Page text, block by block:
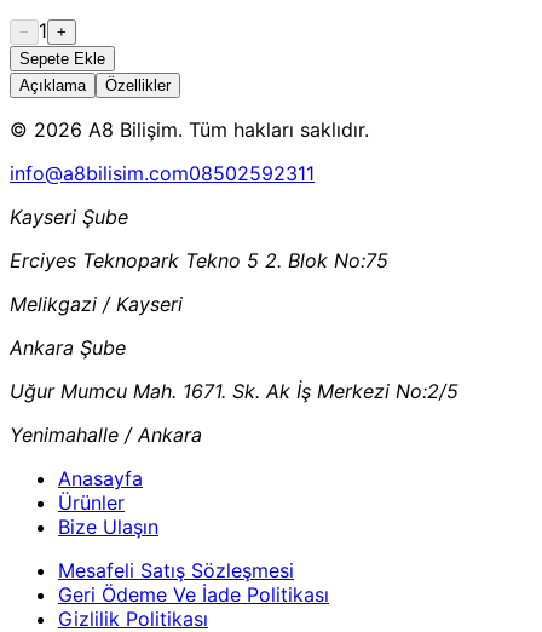
− 1 +
Sepete Ekle
Açıklama
Özellikler
© 2026 A8 Bilişim. Tüm hakları saklıdır.
info@a8bilisim.com08502592311
Kayseri Şube
Erciyes Teknopark Tekno 5 2. Blok No:75
Melikgazi / Kayseri
Ankara Şube
Uğur Mumcu Mah. 1671. Sk. Ak İş Merkezi No:2/5
Yenimahalle / Ankara
Anasayfa
Ürünler
Bize Ulaşın
Mesafeli Satış Sözleşmesi
Geri Ödeme Ve İade Politikası
Gizlilik Politikası